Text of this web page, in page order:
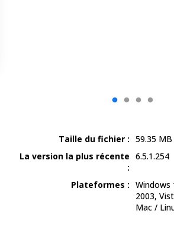
Taille du fichier : 59.35 MB
La version la plus récente
:
6.5.1.254
Plateformes : Windows
2003,
Mac /